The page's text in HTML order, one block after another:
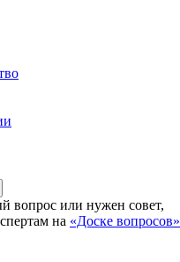
вопрос или нужен совет,
на «Доске вопросов»